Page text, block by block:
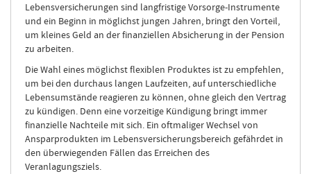
Lebensversicherungen sind langfristige Vorsorge-Instrumente
und ein Beginn in möglichst jungen Jahren, bringt den Vorteil,
um kleines Geld an der finanziellen Absicherung in der Pension
zu arbeiten.
Die Wahl eines möglichst flexiblen Produktes ist zu empfehlen,
um bei den durchaus langen Laufzeiten, auf unterschiedliche
Lebensumstände reagieren zu können, ohne gleich den Vertrag
zu kündigen. Denn eine vorzeitige Kündigung bringt immer
finanzielle Nachteile mit sich. Ein oftmaliger Wechsel von
Ansparprodukten im Lebensversicherungsbereich gefährdet in
den überwiegenden Fällen das Erreichen des
Veranlagungsziels.